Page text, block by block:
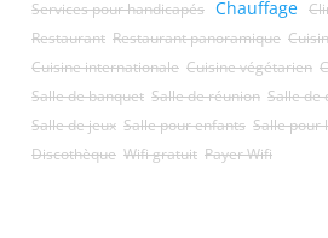
Services pour handicapés Chauffage
Restaurant Restaurant panoramique
Cuisine internationale Cuisine végétarien
Salle de banquet Salle de réunion Salle de
Salle de jeux Salle pour enfants Salle pour
Discothèque Wifi gratuit Payer Wifi